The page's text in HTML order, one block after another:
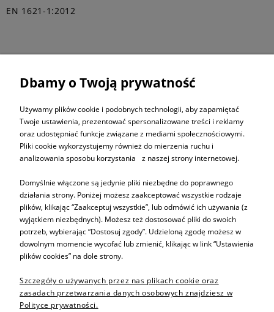
EN 1621-1:2012
ZAPISZ SIĘ DO
NEWSLETTERA
Informacje
Sprzedaż produktów
Dbamy o Twoją prywatność
Używamy plików cookie i podobnych technologii, aby zapamiętać
Twoje ustawienia, prezentować spersonalizowane treści i reklamy
oraz udostępniać funkcje związane z mediami społecznościowymi.
Pliki cookie wykorzystujemy również do mierzenia ruchu i
analizowania sposobu korzystania z naszej strony internetowej.
Domyślnie włączone są jedynie pliki niezbędne do poprawnego
działania strony. Poniżej możesz zaakceptować wszystkie rodzaje
plików, klikając “Zaakceptuj wszystkie”, lub odmówić ich używania (z
wyjątkiem niezbędnych). Możesz też dostosować pliki do swoich
potrzeb, wybierając “Dostosuj zgody”. Udzieloną zgodę możesz w
dowolnym momencie wycofać lub zmienić, klikając w link “Ustawienia
plików cookies” na dole strony.
Szczegóły o używanych przez nas plikach cookie oraz
zasadach przetwarzania danych osobowych znajdziesz w
Polityce prywatności.